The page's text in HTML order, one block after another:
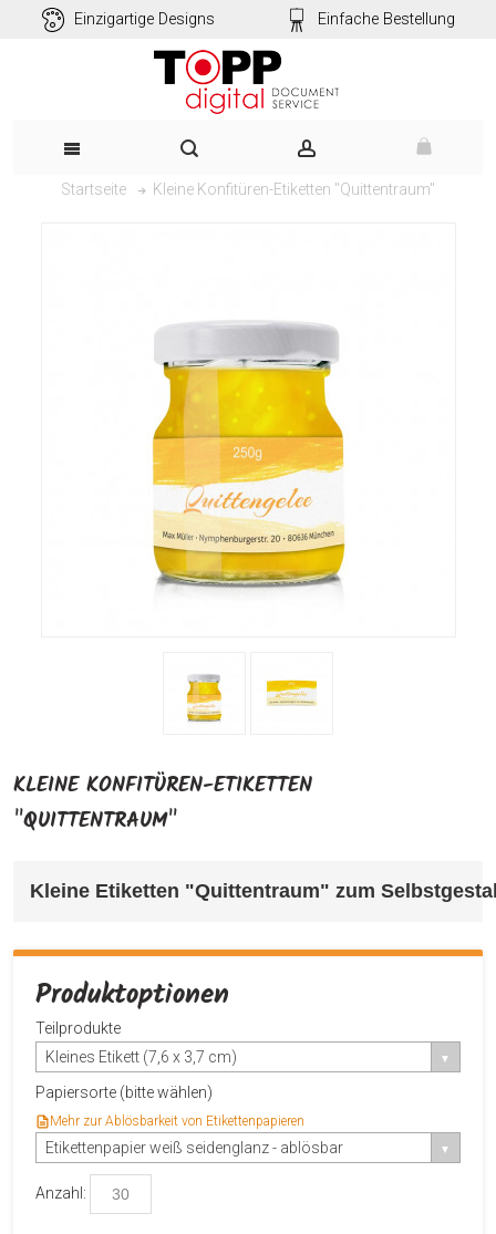
Einzigartige Designs Einfache Bestellung
Startseite Kleine Konfitüren-Etiketten "Quittentraum"
KLEINE KONFITÜREN-ETIKETTEN
"QUITTENTRAUM"
Kleine Etiketten "Quittentraum" zum
Produktoptionen
Teilprodukte
Kleines Etikett (7,6 x 3,7 cm)
Papiersorte (bitte wählen)
Mehr zur Ablösbarkeit von Etikettenpapieren
Etikettenpapier weiß seidenglanz - ablösbar
Anzahl: